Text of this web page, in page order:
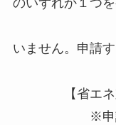
のいずれか１つを
※機器等
いません。申請
【省エネ対策
※申請者が